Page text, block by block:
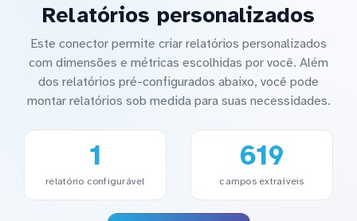
Relatórios personalizados
Este conector permite criar relatórios personalizados
com dimensões e métricas escolhidas por você. Além
dos relatórios pré-configurados abaixo, você pode
montar relatórios sob medida para suas necessidades.
1
relatório configurável
619
campos extraíveis